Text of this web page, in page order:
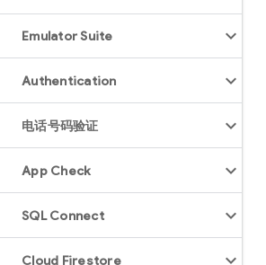
Emulator Suite
Authentication
电话号码验证
App Check
SQL Connect
Cloud Firestore